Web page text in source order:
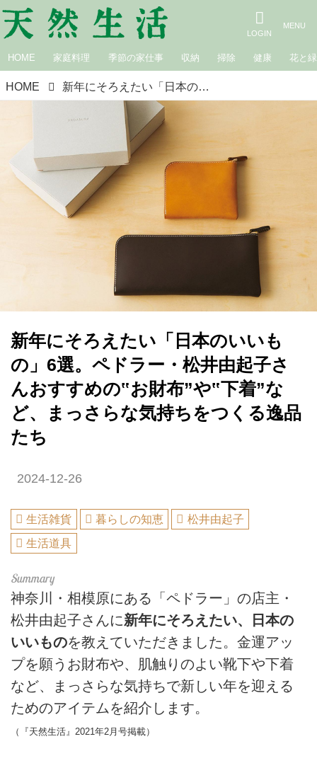
HOME 家庭料理 季節の家仕事 収納 掃除 健康 花と緑
HOME 新年にそろえたい「日本のいいもの」6選。ペドラー・松井由起子さんおすすめの‟お財布”や‟下着”など、まっさらな気持ちをつくる逸品たち
新年にそろえたい「日本のいいも
の」6選。ペドラー・松井由起子さ
んおすすめの‟お財布”や‟下着”な
ど、まっさらな気持ちをつくる逸品
たち
2024-12-26
生活雑貨 暮らしの知恵
松井由起子
生活道具
神奈川・相模原にある「ペドラー」の店主・
松井由起子さんに新年にそろえたい、日本の
いいものを教えていただきました。金運アッ
プを願うお財布や、肌触りのよい靴下や下着
など、まっさらな気持ちで新しい年を迎える
ためのアイテムを紹介します。
（『天然生活』2021年2月号掲載）